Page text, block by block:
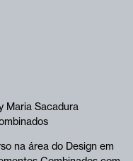
Maria Sacadura
na área do Design em